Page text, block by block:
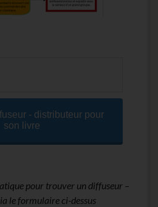
- distributeur pour
son livre
pour trouver un diffuseur –
le formulaire ci-dessus